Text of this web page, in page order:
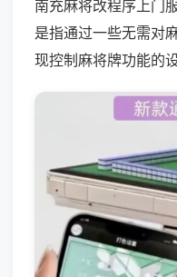
南充麻将改程序上门
是指通过一些无需对
现控制麻将牌功能的